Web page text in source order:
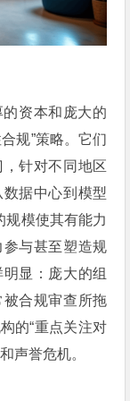
资本和庞大的
规”策略。它们
针对不同地区
据中心到模型
规模使其有能力
与甚至塑造规
显：庞大的组
合规审查所拖
的“重点关注对
声誉危机。